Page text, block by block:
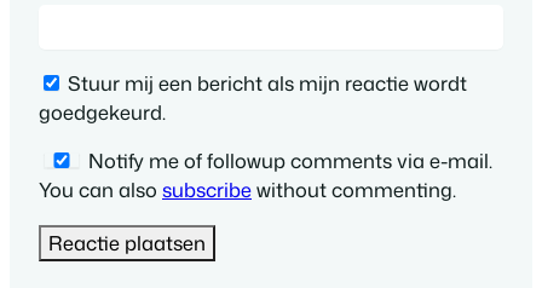
Stuur mij een bericht als mijn reactie wordt
goedgekeurd.
Notify me of followup comments via e-mail.
You can also subscribewithout commenting.